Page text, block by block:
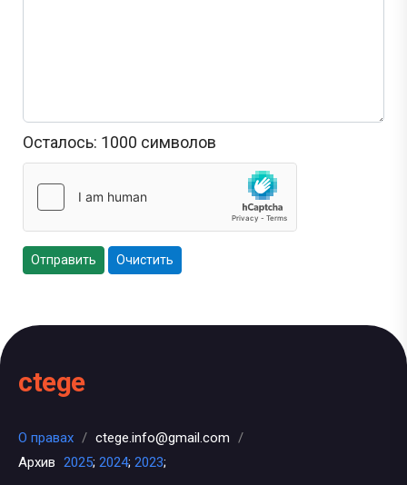
Осталось: 1000 символов
Отправить Очистить
ctege
О правах / ctege.info@gmail.com /
Архив 2025; 2024; 2023;